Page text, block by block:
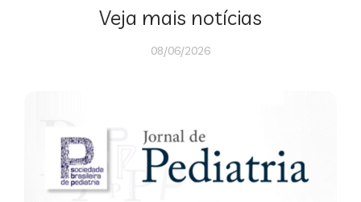
Veja mais notícias
08/06/2026